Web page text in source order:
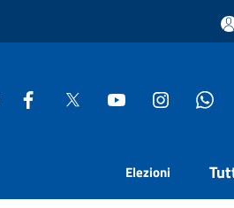
Elezioni